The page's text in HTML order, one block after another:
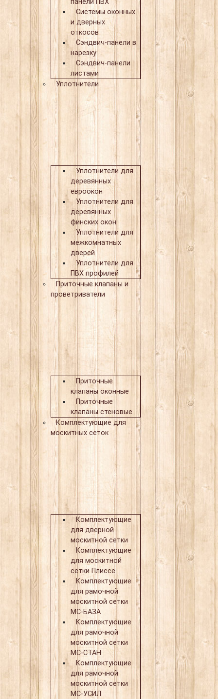
Системы оконных
и дверных
откосов
Сэндвич-панели в
нарезку
Сэндвич-панели
листами
Уплотнители
Уплотнители для
деревянных
евроокон
Уплотнители для
деревянных
финских окон
Уплотнители для
межкомнатных
дверей
Уплотнители для
ПВХ профилей
Приточные клапаны и
проветриватели
Приточные
клапаны оконные
Приточные
клапаны стеновые
Комплектующие для
москитных сеток
Комплектующие
для дверной
москитной сетки
Комплектующие
для москитной
сетки Плиссе
Комплектующие
для рамочной
москитной сетки
МС-БАЗА
Комплектующие
для рамочной
москитной сетки
МС-СТАН
Комплектующие
для рамочной
москитной сетки
МС-УСИЛ